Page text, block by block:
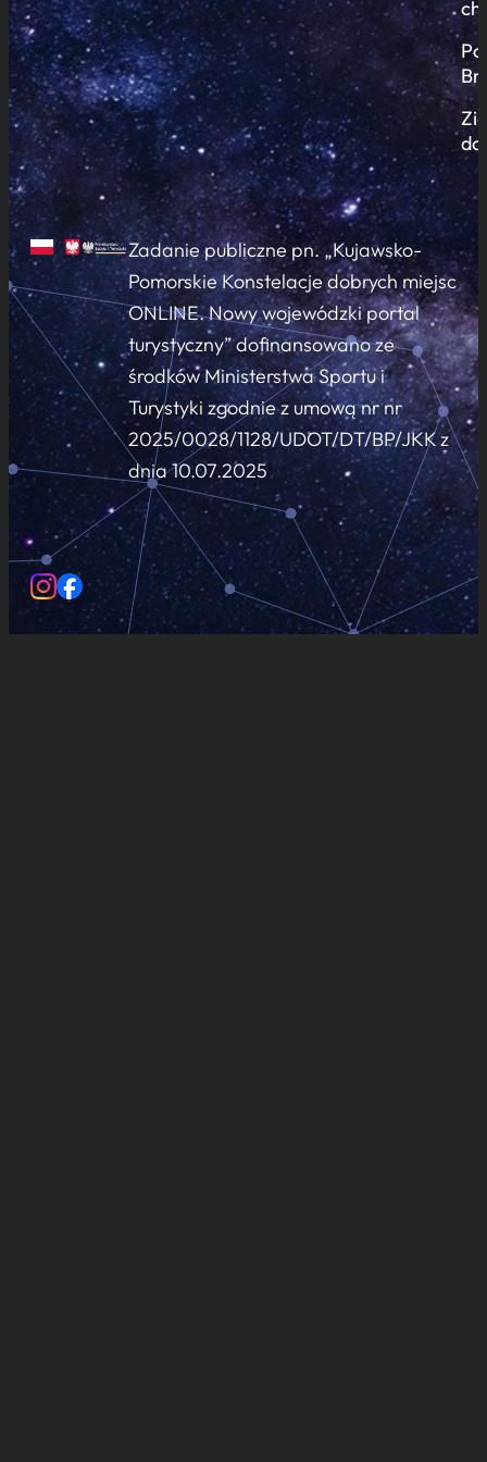
Zadanie publiczne pn. „Kujawsko-
Pomorskie Konstelacje dobrych miejsc
ONLINE. Nowy wojewódzki portal
turystyczny” dofinansowano ze
środków Ministerstwa Sportu i
Turystyki zgodnie z umową nr nr
2025/0028/1128/UDOT/DT/BP/JKK z
dnia 10.07.2025